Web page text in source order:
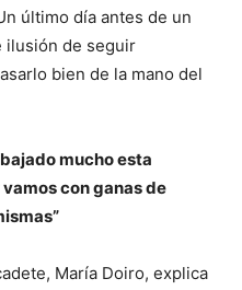
último día antes de un
ilusión de seguir
bien de la mano del
mucho esta
con ganas de
María Doiro, explica